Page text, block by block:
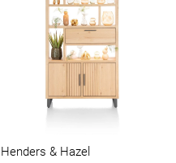
Henders & Hazel